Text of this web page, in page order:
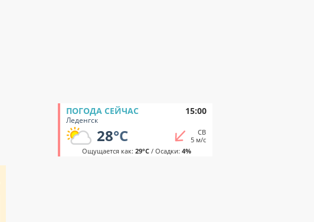
ПОГОДА СЕЙЧАС 15:00
Леденгск
28°C
СВ
5 м/с
Ощущается как: 29°C/ Осадки: 4%